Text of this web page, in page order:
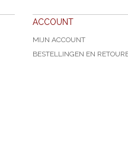
ACCOUNT
MIJN ACCOUNT
BESTELLINGEN EN